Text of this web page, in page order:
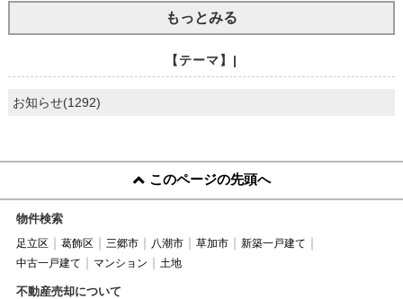
もっとみる
【テーマ】|
お知らせ(1292)
このページの先頭へ
物件検索
足立区 葛飾区 三郷市 八潮市 草加市
新築一戸建て
中古一戸建て
マンション 土地
不動産売却について